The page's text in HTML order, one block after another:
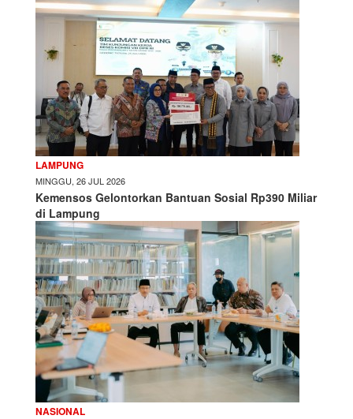
LAMPUNG
MINGGU, 26 JUL 2026
Kemensos Gelontorkan Bantuan Sosial Rp390 Miliar
di Lampung
NASIONAL